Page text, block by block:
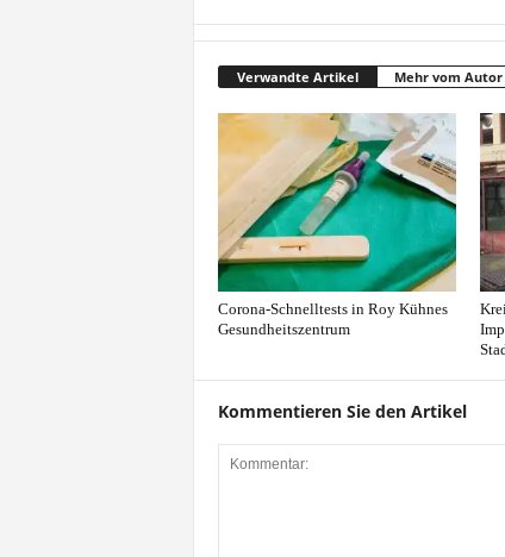
Verwandte Artikel Mehr vom Autor
Corona-Schnelltests in Roy Kühnes
Gesundheitszentrum
Kommentieren Sie den Artikel